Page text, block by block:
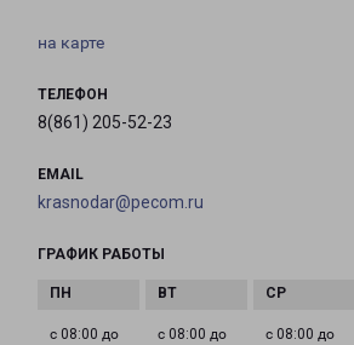
на карте
ТЕЛЕФОН
8(861) 205-52-23
EMAIL
krasnodar@pecom.ru
ГРАФИК РАБОТЫ
с 08:00 до
с 08:00 до
с 08:00 до